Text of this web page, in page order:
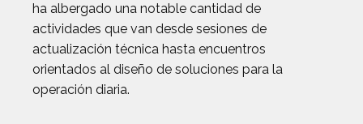
ha albergado una notable cantidad de
actividades que van desde sesiones de
actualización técnica hasta encuentros
orientados al diseño de soluciones para la
operación diaria.